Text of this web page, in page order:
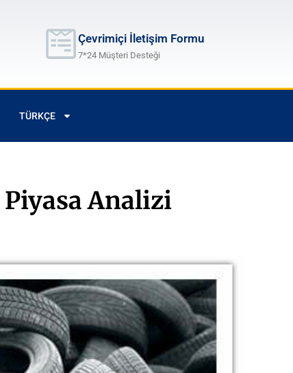
Çevrimiçi İletişim Formu
7*24 Müşteri Desteği
TÜRKÇE
Analizi